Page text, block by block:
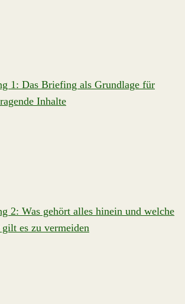
1: Das Briefing als Grundlage für
Inhalte
2: Was gehört alles hinein und welche
gilt es zu vermeiden